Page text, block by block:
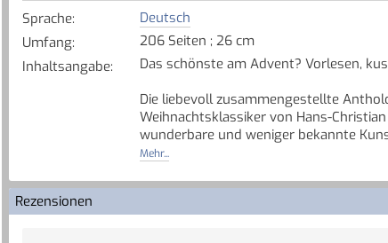
Sprache:
Deutsch
Umfang:
206 Seiten ; 26 cm
Inhaltsangabe:
Das schönste am Advent? Vorlesen,
Die liebevoll zusammengestellte
Weihnachtsklassiker von Hans-
wunderbare und weniger bekannte
Zeit sind dabei!
Die vielen stimmungsvollen Bilder von
Mehr...
Rezensionen